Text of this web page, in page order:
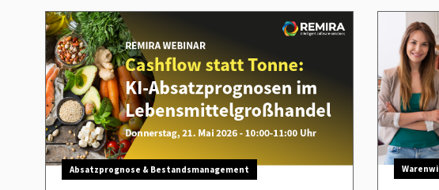
Absatzprognose & Bestandsmanagement